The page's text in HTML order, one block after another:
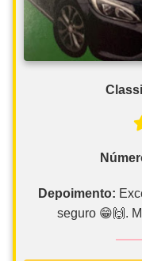
Depoimento:
seguro 😁🙌.